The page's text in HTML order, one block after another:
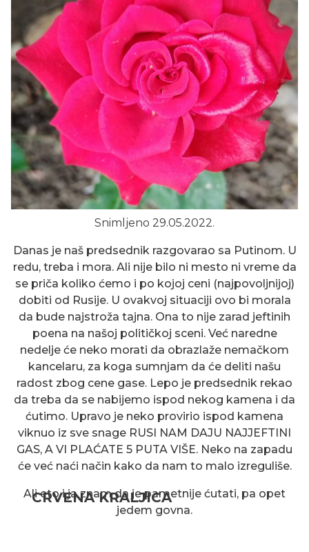
CRVENA KRALJICA
Snimljeno 29.05.2022.
Danas je naš predsednik razgovarao sa Putinom. U
redu, treba i mora. Ali nije bilo ni mesto ni vreme da
se priča koliko ćemo i po kojoj ceni (najpovoljnijoj)
dobiti od Rusije. U ovakvoj situaciji ovo bi morala
da bude najstroža tajna. Ona to nije zarad jeftinih
poena na našoj političkoj sceni. Već naredne
nedelje će neko morati da obrazlaže nemačkom
kancelaru, za koga sumnjam da će deliti našu
radost zbog cene gase. Lepo je predsednik rekao
da treba da se nabijemo ispod nekog kamena i da
ćutimo. Upravo je neko provirio ispod kamena
viknuo iz sve snage RUSI NAM DAJU NAJJEFTINI
GAS, A VI PLAĆATE 5 PUTA VIŠE. Neko na zapadu
će već naći način kako da nam to malo izreguliše.
Ali eto i ja znam da je pametnije ćutati, pa opet
jedem govna.